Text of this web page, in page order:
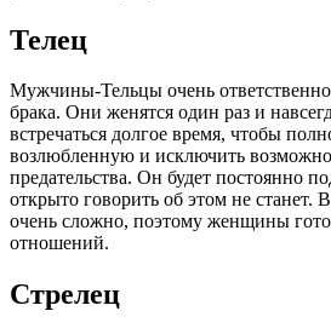
Телец
Мужчины-Тельцы очень
брака. Они женятся один раз и
встречаться долгое время, чтобы
возлюбленную и исключить
предательства. Он будет постоянно
открыто говорить об этом не станет.
очень сложно, поэтому женщины
отношений.
Стрелец